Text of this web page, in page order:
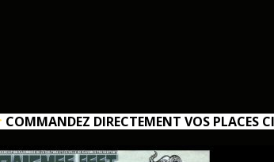
COMMANDEZ DIRECTEMENT VOS PLACES